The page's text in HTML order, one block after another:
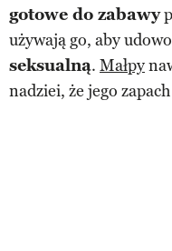
gotowe do zabawy
używają go, aby
seksualną. Małpy
nadziei, że jego